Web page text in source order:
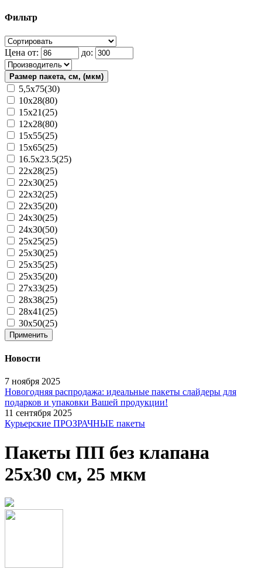
Фильтр
Цена от: до:
Размер пакета, см, (мкм)
5,5x75(30)
10x28(80)
15х21(25)
12х28(80)
15х55(25)
15х65(25)
16.5х23.5(25)
22x28(25)
22х30(25)
22х32(25)
22х35(20)
24х30(25)
24х30(50)
25х25(25)
25х30(25)
25x35(25)
25х35(20)
27х33(25)
28х38(25)
28х41(25)
30x50(25)
Применить
Новости
7 ноября 2025
Новогодняя распродажа: идеальные пакеты слайдеры для
подарков и упаковки Вашей продукции!
11 сентября 2025
Курьерские ПРОЗРАЧНЫЕ пакеты
Пакеты ПП без клапана
25х30 см, 25 мкм